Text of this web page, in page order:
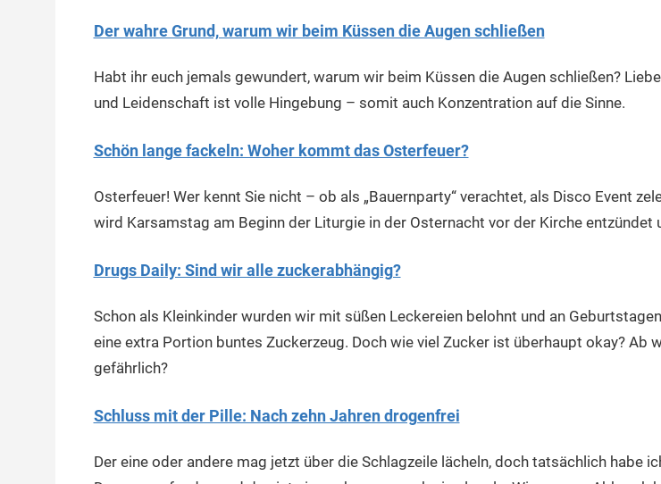
Der wahre Grund, warum wir beim Küssen die Augen schließen
Habt ihr euch jemals gewundert, warum wir beim Küssen die Augen schließen?
und Leidenschaft ist volle Hingebung – somit auch Konzentration auf die Sinne.
Schön lange fackeln: Woher kommt das Osterfeuer?
Osterfeuer! Wer kennt Sie nicht – ob als „Bauernparty“ verachtet, als Disco Event
wird Karsamstag am Beginn der Liturgie in der Osternacht vor der Kirche entzündet
Drugs Daily: Sind wir alle zuckerabhängig?
Schon als Kleinkinder wurden wir mit süßen Leckereien belohnt und an
eine extra Portion buntes Zuckerzeug. Doch wie viel Zucker ist überhaupt okay? Ab
gefährlich?
Schluss mit der Pille: Nach zehn Jahren drogenfrei
Der eine oder andere mag jetzt über die Schlagzeile lächeln, doch tatsächlich habe